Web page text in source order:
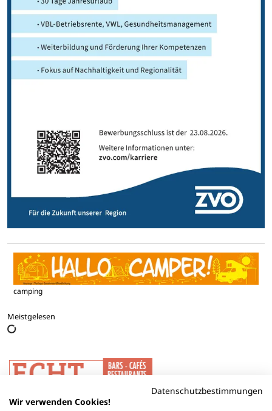
camping
Meistgelesen
Datenschutzbestimmungen
Wir verwenden Cookies!